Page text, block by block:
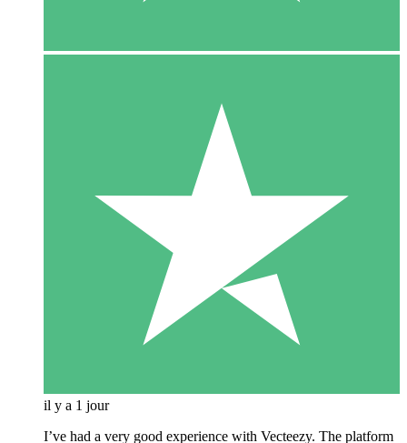
il y a 1 jour
I’ve had a very good experience with Vecteezy. The platform